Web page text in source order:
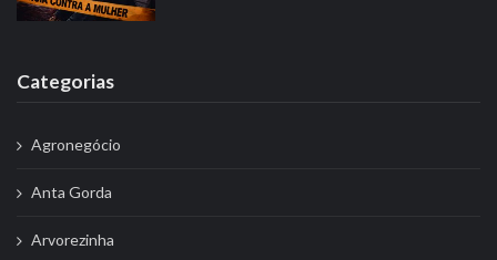
Categorias
Agronegócio
Anta Gorda
Arvorezinha